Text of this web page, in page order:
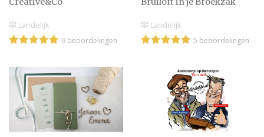
Landelijk
9 beoordelingen
Landelijk
5 beoordelingen